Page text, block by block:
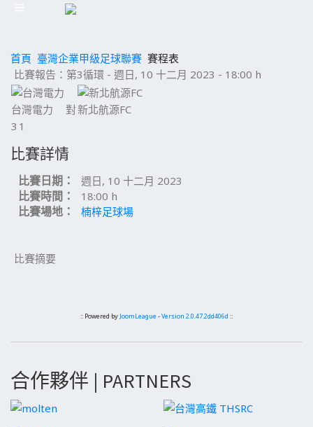
首頁 臺灣企業甲級足球聯賽 賽程表
比賽報告：第3循環 - 週日, 10 十二月 2023 - 18:00 h
台灣電力 對新北航源FC
3 1
比賽詳情
比賽日期： 週日, 10 十二月 2023
比賽時間： 18:00 h
比賽場地： 楠梓足球場
比賽摘要
:: Powered by JoomLeague -Version 2.0.47.2dd406d ::
合作夥伴 | PARTNERS